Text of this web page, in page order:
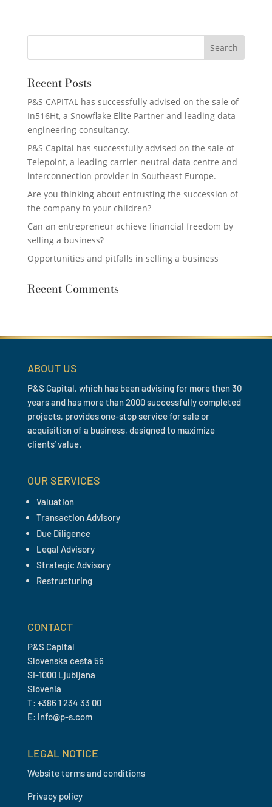
Recent Posts
P&S CAPITAL has successfully advised on the sale of
In516Ht, a Snowflake Elite Partner and leading data
engineering consultancy.
P&S Capital has successfully advised on the sale of
Telepoint, a leading carrier-neutral data centre and
interconnection provider in Southeast Europe.
Are you thinking about entrusting the succession of
the company to your children?
Can an entrepreneur achieve financial freedom by
selling a business?
Opportunities and pitfalls in selling a business
Recent Comments
ABOUT US
P&S Capital, which has been advising for more then 30
years and has more than 2000 successfully completed
projects, provides one-stop service for sale or
acquisition of a business, designed to maximize
clients’ value.
OUR SERVICES
Valuation
Transaction Advisory
Due Diligence
Legal Advisory
Strategic Advisory
Restructuring
CONTACT
P&S Capital
Slovenska cesta 56
SI-1000 Ljubljana
Slovenia
T: +386 1 234 33 00
E: info@p-s.com
LEGAL NOTICE
Website terms and conditions
Privacy policy